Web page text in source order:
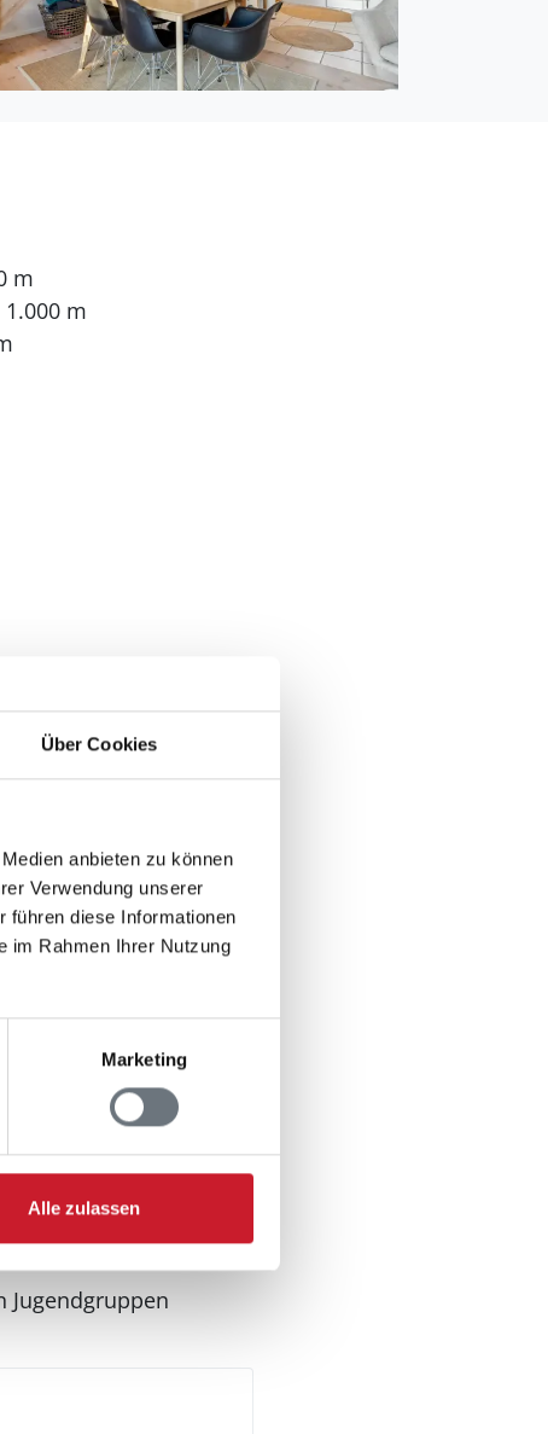
Über Cookies
anbieten zu können
Verwendung unserer
führen diese Informationen
im Rahmen Ihrer Nutzung
Marketing
Alle zulassen
m
m
Jugendgruppen